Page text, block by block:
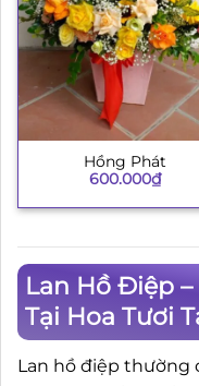
Hồng Phát
600.000₫
Lan Hồ Điệp –
Tại Hoa Tươi
Lan hồ điệp thường